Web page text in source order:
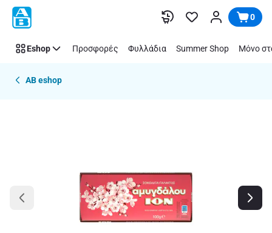
Παράλειψη 0
Eshop Προσφορές Φυλλάδια Summer Shop Μόνο
AB eshop